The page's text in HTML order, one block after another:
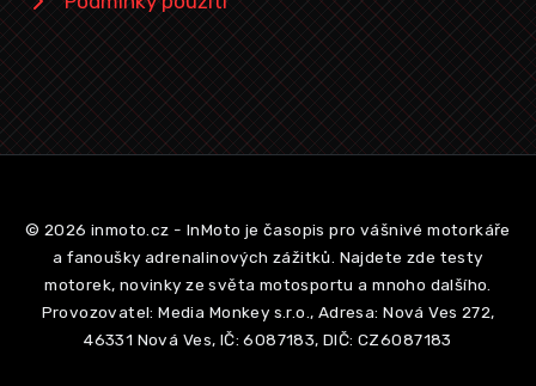
© 2026 inmoto.cz - InMoto je časopis pro vášnivé motorkáře
a fanoušky adrenalinových zážitků. Najdete zde testy
motorek, novinky ze světa motosportu a mnoho dalšího.
Provozovatel: Media Monkey s.r.o., Adresa: Nová Ves 272,
46331 Nová Ves, IČ: 6087183, DIČ: CZ6087183